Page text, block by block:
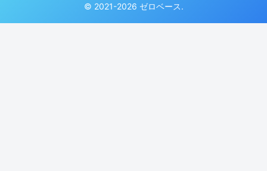
© 2021-2026 ゼロベース.